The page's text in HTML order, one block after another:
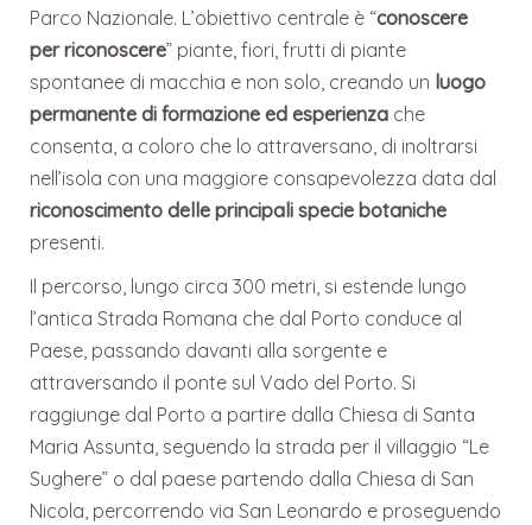
Parco Nazionale. L’obiettivo centrale è “conoscere
per riconoscere” piante, fiori, frutti di piante
spontanee di macchia e non solo, creando un luogo
permanente di formazione ed esperienza che
consenta, a coloro che lo attraversano, di inoltrarsi
nell’isola con una maggiore consapevolezza data dal
riconoscimento delle principali specie botaniche
presenti.
Il percorso, lungo circa 300 metri, si estende lungo
l’antica Strada Romana che dal Porto conduce al
Paese, passando davanti alla sorgente e
attraversando il ponte sul Vado del Porto. Si
raggiunge dal Porto a partire dalla Chiesa di Santa
Maria Assunta, seguendo la strada per il villaggio “Le
Sughere” o dal paese partendo dalla Chiesa di San
Nicola, percorrendo via San Leonardo e proseguendo